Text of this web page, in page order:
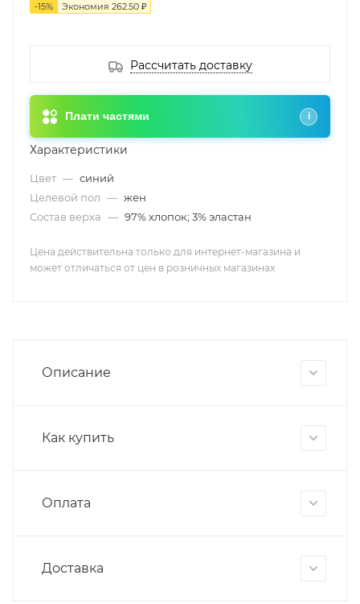
-15% Экономия 262.50 ₽
Рассчитать доставку
Плати частями i
Характеристики
Цвет — синий
Целевой пол — жен
Состав верха — 97% хлопок; 3% эластан
Цена действительна только для интернет-магазина и
может отличаться от цен в розничных магазинах
Описание
Как купить
Оплата
Доставка